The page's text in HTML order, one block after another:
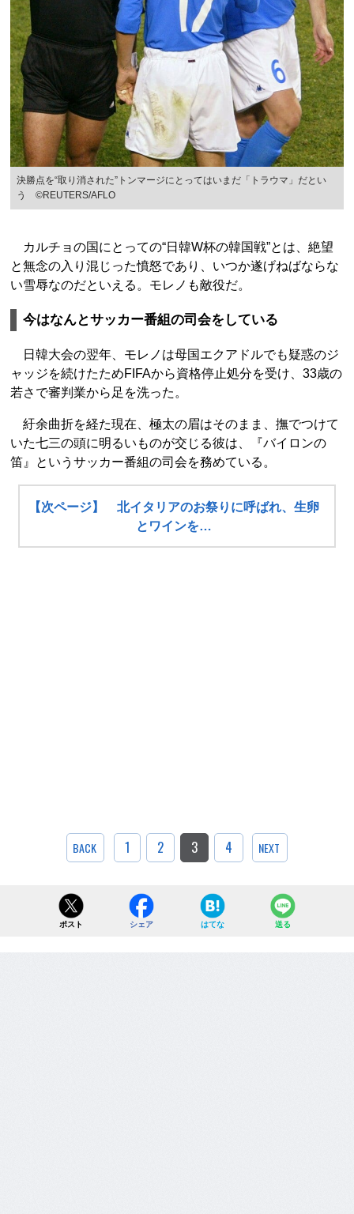
決勝点を“取り消された”トンマージにとってはいまだ「トラウマ」だとい
う ©REUTERS/AFLO
カルチョの国にとっての“日韓W杯の韓国戦”とは、絶望
と無念の入り混じった憤怒であり、いつか遂げねばならな
い雪辱なのだといえる。モレノも敵役だ。
今はなんとサッカー番組の司会をしている
日韓大会の翌年、モレノは母国エクアドルでも疑惑のジ
ャッジを続けたためFIFAから資格停止処分を受け、33歳の
若さで審判業から足を洗った。
紆余曲折を経た現在、極太の眉はそのまま、撫でつけて
いた七三の頭に明るいものが交じる彼は、『バイロンの
笛』というサッカー番組の司会を務めている。
【次ページ】 北イタリアのお祭りに呼ばれ、生卵
とワインを…
BACK 1 2 3 4 NEXT
ポスト シェア はてな 送る